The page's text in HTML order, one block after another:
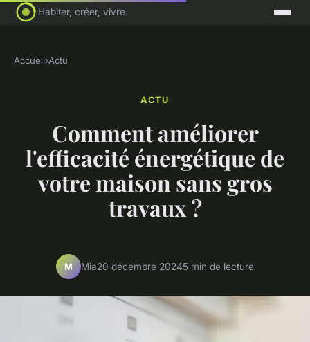
Habiter, créer, vivre.
Accueil›Actu
ACTU
Comment améliorer
l'efficacité énergétique de
votre maison sans gros
travaux ?
M Mia20 décembre 20245 min de lecture